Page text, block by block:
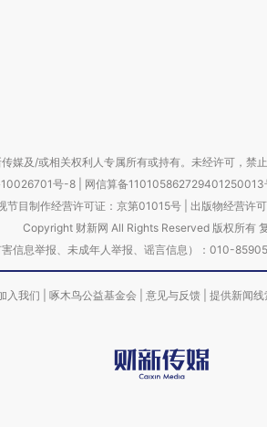
媒及/或相关权利人专属所有或持有。未经许可，禁
10026701号-8 网信算备110105862729401250013
节目制作经营许可证：京第01015号| 出版物经营许
Copyright 财新网 All Rights Reserved 版权所有
害信息举报、未成年人举报、谣言信息）：010-
入我们 啄木鸟公益基金会 意见与反馈 提供新闻线